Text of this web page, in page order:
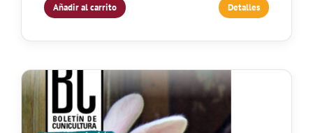
Añadir al carrito Detalles